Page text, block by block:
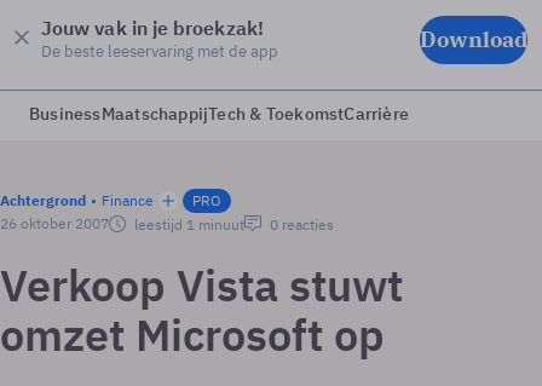
Jouw vak in je broekzak!
De beste leeservaring met de app Download
BusinessMaatschappijTech & ToekomstCarrière
Achtergrond Finance
PRO
26 oktober 2007
leestijd 1 minuut 0 reacties
Verkoop Vista stuwt
omzet Microsoft op